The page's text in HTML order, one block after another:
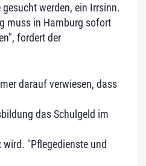
werden, ein Irrsinn.
muss in Hamburg sofort
fordert der
darauf verwiesen, dass
das Schulgeld im
"Pflegedienste und